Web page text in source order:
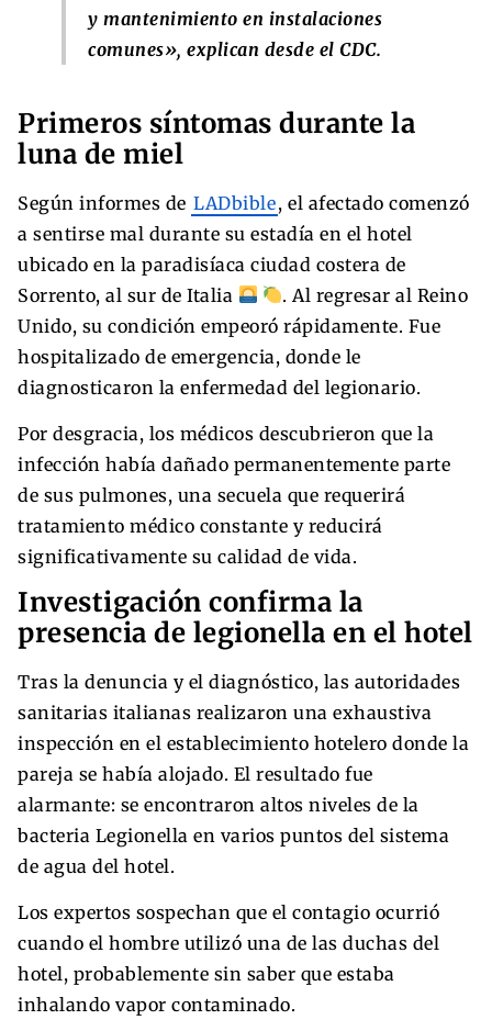
y mantenimiento en instalaciones
comunes», explican desde el CDC.
Primeros síntomas durante la
luna de miel
Según informes de LADbible, el afectado comenzó
a sentirse mal durante su estadía en el hotel
ubicado en la paradisíaca ciudad costera de
Sorrento, al sur de Italia
. Al regresar al Reino
Unido, su condición empeoró rápidamente. Fue
hospitalizado de emergencia, donde le
diagnosticaron la enfermedad del legionario.
Por desgracia, los médicos descubrieron que la
infección había dañado permanentemente parte
de sus pulmones, una secuela que requerirá
tratamiento médico constante y reducirá
significativamente su calidad de vida.
Investigación confirma la
presencia de legionella en el hotel
Tras la denuncia y el diagnóstico, las autoridades
sanitarias italianas realizaron una exhaustiva
inspección en el establecimiento hotelero donde la
pareja se había alojado. El resultado fue
alarmante: se encontraron altos niveles de la
bacteria Legionella en varios puntos del sistema
de agua del hotel.
Los expertos sospechan que el contagio ocurrió
cuando el hombre utilizó una de las duchas del
hotel, probablemente sin saber que estaba
inhalando vapor contaminado.